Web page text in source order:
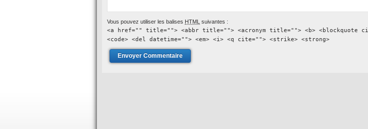
Vous pouvez utiliser les balises HTML suivantes :
<a href="" title=""> <abbr title=""> <acronym title=""> <b> <blockquote
<code> <del datetime=""> <em> <i> <q cite=""> <strike> <strong>